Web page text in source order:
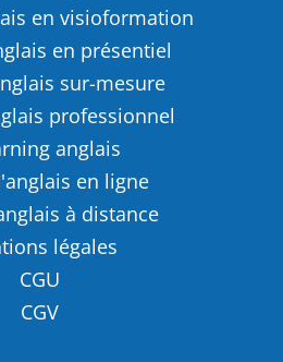
en visioformation
en présentiel
sur-mesure
professionnel
anglais
en ligne
à distance
légales
CGU
CGV